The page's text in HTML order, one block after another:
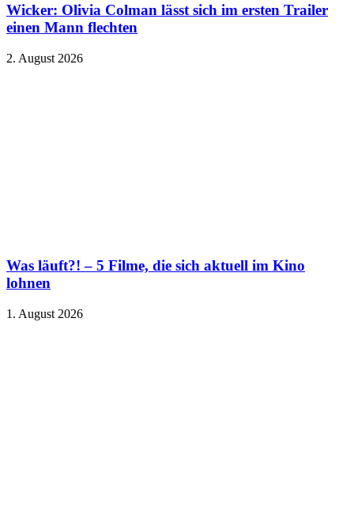
Wicker: Olivia Colman lässt sich im ersten Trailer
einen Mann flechten
2. August 2026
Was läuft?! – 5 Filme, die sich aktuell im Kino
lohnen
1. August 2026